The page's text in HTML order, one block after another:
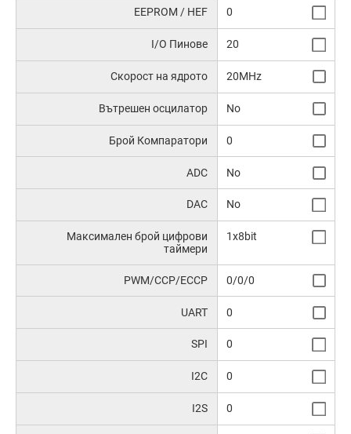
EEPROM / HEF 0
I/O Пинове 20
Скорост на ядрото 20MHz
Вътрешен осцилатор No
Брой Компаратори 0
ADC No
DAC No
Максимален брой цифрови
таймери
1x8bit
PWM/CCP/ECCP 0/0/0
UART 0
SPI 0
I2C 0
I2S 0